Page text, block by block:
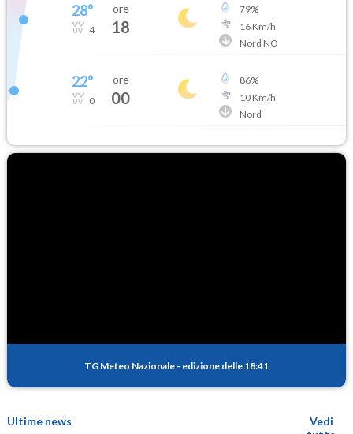
28°
4
ore
18
79%
16Km/h
Nord NO
22°
0
ore
00
86%
10Km/h
Nord
TG Meteo Nazionale - edizione delle 18:41
Ultime news
Vedi